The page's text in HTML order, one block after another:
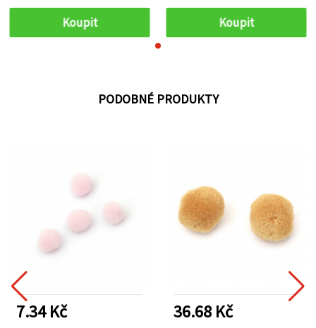
Koupit Koupit
PODOBNÉ PRODUKTY
7.34 Kč 36.68 Kč